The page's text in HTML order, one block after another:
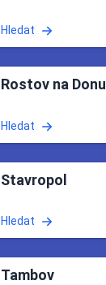
Hledat
Rostov na Donu
Hledat
Stavropol
Hledat
Tambov